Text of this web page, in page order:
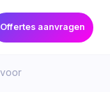
Offertes aanvragen